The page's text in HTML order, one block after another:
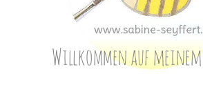
Willkommen auf meinem